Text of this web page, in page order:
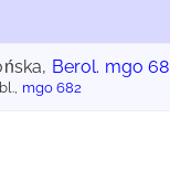
Berol. mgo
mgo 682